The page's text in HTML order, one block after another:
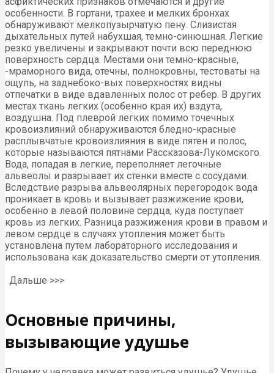
особенности. В гортани, трахее и мелких бронхах
обнаруживают мелкопузырчатую пену. Слизистая
дыхательных путей набухшая, темно-синюшная. Легкие
резко увеличены и закрывают почти всю переднюю
поверхность сердца. Местами они темно-красные,
-мраморного вида, отечны, полнокровны, тестоваты на
ощупь, на заднебоко-вых поверхностях видны
отпечатки в виде вдавленных полос от ребер. В других
местах ткань легких (особенно края их) вздута,
воздушна. Под плеврой легких помимо точечных
кровоизлияний обнаруживаются бледно-красные
расплывчатые кровоизлияния в виде пятен и полос,
которые называются пятнами Рассказова-Лукомского.
Вода, попадая в легкие, переполняет легочные
альвеолы и разрывает их стенки вместе с сосудами.
Вследствие разрыва альвеолярных перегородок вода
проникает в кровь и вызывает разжижение крови,
особенно в левой половине сердца, куда поступает
кровь из легких. Разница разжижения крови в правом и
левом сердце в случаях утопления может быть
установлена путем лабораторного исследования и
использована как доказательство смерти от утопления.
Дальше >>>
Основные причины,
вызывающие удушье